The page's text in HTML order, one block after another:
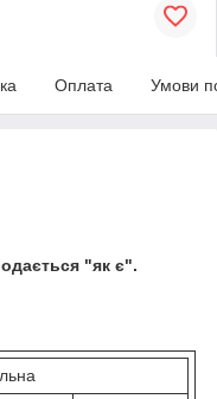
Оплата Умови
"як є".